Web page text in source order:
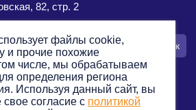
82, стр. 2
Оставить заявку Заказать звонок
файлы cookie,
и прочие похожие
числе, мы обрабатываем
определения региона
Используя данный сайт, вы
согласие с политикой